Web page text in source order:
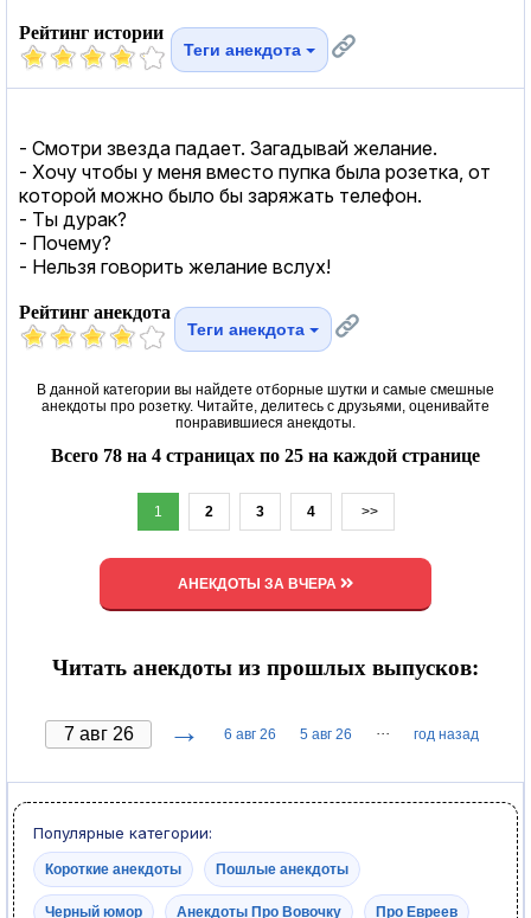
Рейтинг истории
Теги анекдота
- Смотри звезда падает. Загадывай желание.
- Хочу чтобы у меня вместо пупка была розетка, от
которой можно было бы заряжать телефон.
- Ты дурак?
- Почему?
- Нельзя говорить желание вслух!
Рейтинг анекдота
Теги анекдота
В данной категории вы найдете отборные шутки и самые смешные
анекдоты про розетку. Читайте, делитесь с друзьями, оценивайте
понравившиеся анекдоты.
Всего 78 на 4 страницах по 25 на каждой странице
1 2 3 4 >>
АНЕКДОТЫ ЗА ВЧЕРА
Читать анекдоты из прошлых выпусков:
→ 6 авг 26 5 авг 26 ··· год назад
Популярные категории:
Короткие анекдоты Пошлые анекдоты
Черный юмор Анекдоты Про Вовочку Про Евреев